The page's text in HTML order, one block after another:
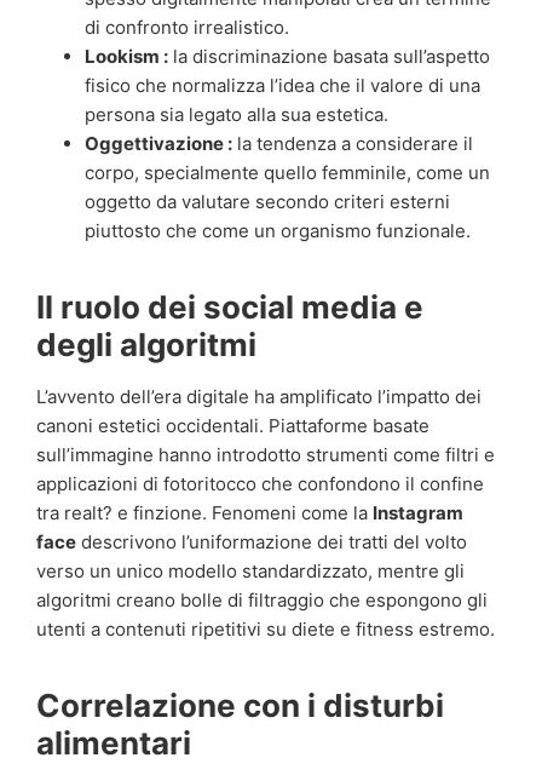
di confronto irrealistico.
Lookism : la discriminazione basata sull’aspetto
fisico che normalizza l’idea che il valore di una
persona sia legato alla sua estetica.
Oggettivazione : la tendenza a considerare il
corpo, specialmente quello femminile, come un
oggetto da valutare secondo criteri esterni
piuttosto che come un organismo funzionale.
Il ruolo dei social media e
degli algoritmi
L’avvento dell’era digitale ha amplificato l’impatto dei
canoni estetici occidentali. Piattaforme basate
sull’immagine hanno introdotto strumenti come filtri e
applicazioni di fotoritocco che confondono il confine
tra realt? e finzione. Fenomeni come la Instagram
face descrivono l’uniformazione dei tratti del volto
verso un unico modello standardizzato, mentre gli
algoritmi creano bolle di filtraggio che espongono gli
utenti a contenuti ripetitivi su diete e fitness estremo.
Correlazione con i disturbi
alimentari